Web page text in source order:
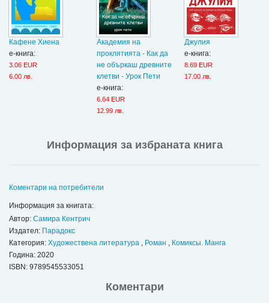
Кафене Хиена
е-книга:
3.06 EUR
6.00 лв.
Академия на
проклятията - Как да
не объркаш древните
клетви - Урок Пети
е-книга:
6.64 EUR
12.99 лв.
Джулия
е-книга:
8.69 EUR
17.00 лв.
Информация за избраната книга
Коментари на потребители
Информация за книгата:
Автор: Самира Кентрич
Издател: Парадокс
Категория: Художествена литература Роман
Комиксы. Манга
Година: 2020
ISBN: 9789545533051
Коментари